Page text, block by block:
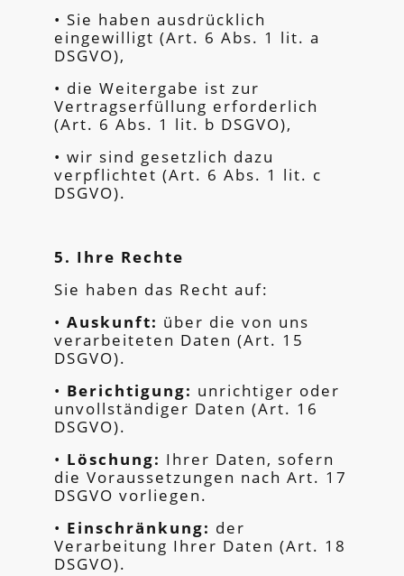
• Sie haben ausdrücklich
eingewilligt (Art. 6 Abs. 1 lit. a
DSGVO),
• die Weitergabe ist zur
Vertragserfüllung erforderlich
(Art. 6 Abs. 1 lit. b DSGVO),
• wir sind gesetzlich dazu
verpflichtet (Art. 6 Abs. 1 lit. c
DSGVO).
5. Ihre Rechte
Sie haben das Recht auf:
• Auskunft: über die von uns
verarbeiteten Daten (Art. 15
DSGVO).
• Berichtigung: unrichtiger oder
unvollständiger Daten (Art. 16
DSGVO).
• Löschung: Ihrer Daten, sofern
die Voraussetzungen nach Art. 17
DSGVO vorliegen.
• Einschränkung: der
Verarbeitung Ihrer Daten (Art. 18
DSGVO).